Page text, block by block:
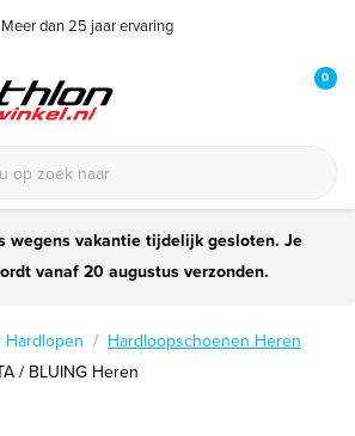
Meer dan 25 jaar ervaring
0
wegens vakantie tijdelijk gesloten. Je
vanaf 20 augustus verzonden.
Hardlopen
Hardloopschoenen Heren
/ BLUING Heren